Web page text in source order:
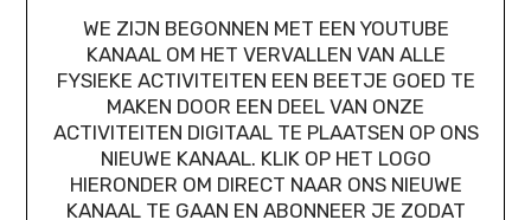
WE ZIJN BEGONNEN MET EEN YOUTUBE
KANAAL OM HET VERVALLEN VAN ALLE
FYSIEKE ACTIVITEITEN EEN BEETJE GOED TE
MAKEN DOOR EEN DEEL VAN ONZE
ACTIVITEITEN DIGITAAL TE PLAATSEN OP ONS
NIEUWE KANAAL. KLIK OP HET LOGO
HIERONDER OM DIRECT NAAR ONS NIEUWE
KANAAL TE GAAN EN ABONNEER JE ZODAT